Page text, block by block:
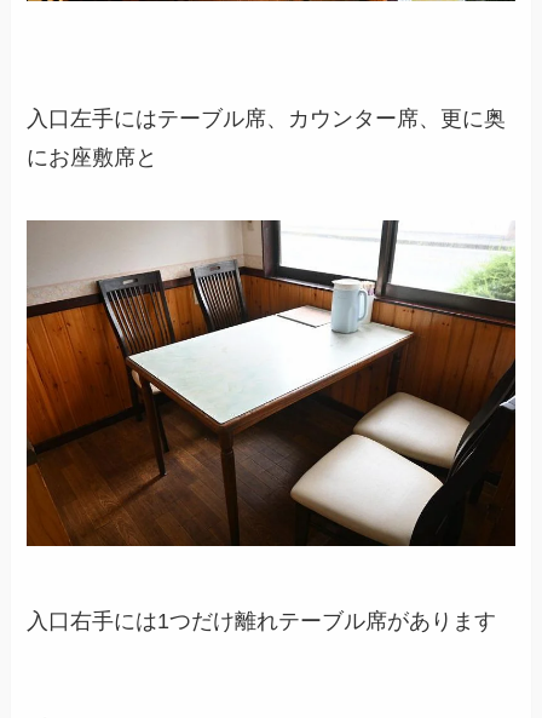
入口左手にはテーブル席、カウンター席、更に奥
にお座敷席と
入口右手には1つだけ離れテーブル席があります